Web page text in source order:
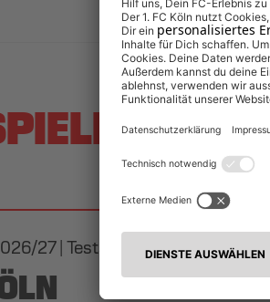
2026/
27 Testspiel